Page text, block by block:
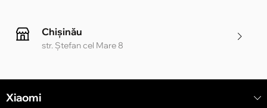
Chișinău
str. Ștefan cel Mare 8
Xiaomi